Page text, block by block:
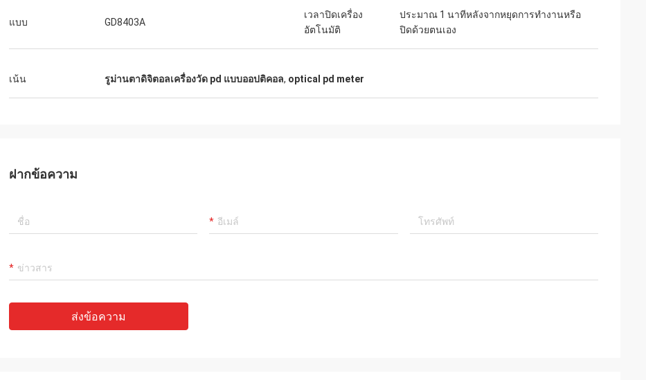
แบบ GD8403A
เวลาปิดเครื่อง
อัตโนมัติ
ประมาณ 1 นาทีหลังจากหยุดการทำงานหรือ
ปิดด้วยตนเอง
เน้น รูม่านตาดิจิตอลเครื่องวัด pd แบบออปติคอล, optical pd meter
ฝากข้อความ
ส่งข้อความ